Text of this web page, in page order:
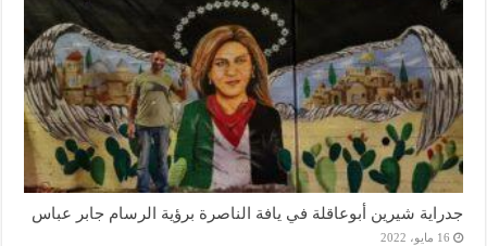
جدراية شيرين أبوعاقلة في يافة الناصرة برؤية الرسام جابر عباس
16 مايو، 2022